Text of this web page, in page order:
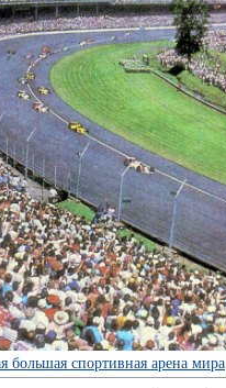
спортивная арена мира